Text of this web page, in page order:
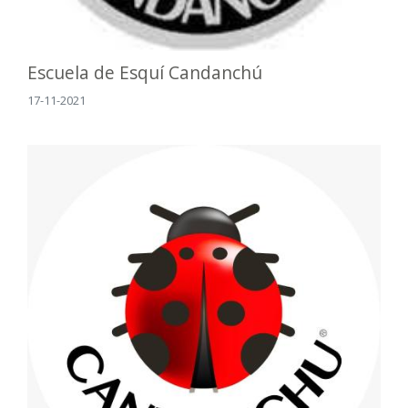
Escuela de Esquí Candanchú
17-11-2021